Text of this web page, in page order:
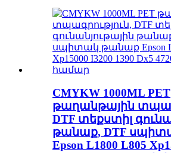
CMYKW 1000ML PET
թաղանթային
DTF տեքստիլ
թանաք, DTF
Epson L1800 L805